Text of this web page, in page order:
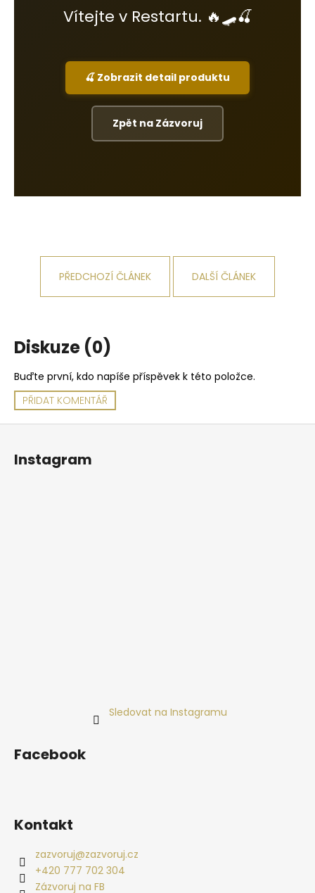
Vítejte v Restartu. 🔥🛹🍒
🍒 Zobrazit detail produktu
Zpět na Zázvoruj
PŘEDCHOZÍ ČLÁNEK DALŠÍ ČLÁNEK
Diskuze (0)
Buďte první, kdo napíše příspěvek k této položce.
PŘIDAT KOMENTÁŘ
Instagram
Sledovat na Instagramu
Facebook
Kontakt
zazvoruj@zazvoruj.cz
+420 777 702 304
Zázvoruj na FB